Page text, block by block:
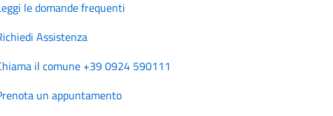
le domande frequenti
Assistenza
il comune +39 0924 590111
un appuntamento